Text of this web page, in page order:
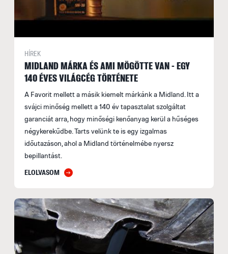
HÍREK
MIDLAND MÁRKA ÉS AMI MÖGÖTTE VAN - EGY
140 ÉVES VILÁGCÉG TÖRTÉNETE
A Favorit mellett a másik kiemelt márkánk a Midland. Itt a
svájci minőség mellett a 140 év tapasztalat szolgáltat
garanciát arra, hogy minőségi kenőanyag kerül a hűséges
négykerekűdbe. Tarts velünk te is egy izgalmas
időutazáson, ahol a Midland történelmébe nyersz
bepillantást.
ELOLVASOM